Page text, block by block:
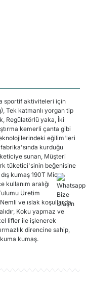
sportif aktiviteleri için
Tek katmanlı yorgan tip
Regülatörlü yaka, İki
kemerli çanta gibi
eğilim'leri
kurduğu
sunan, Müşteri
tüketici'sinin beğenisine
kumaş 190T Micro
aralığı
Üretim
ve ıslak koşullarda
Koku yapmaz ve
lifler ile işlenerek
direncine sahip,
kumaş.